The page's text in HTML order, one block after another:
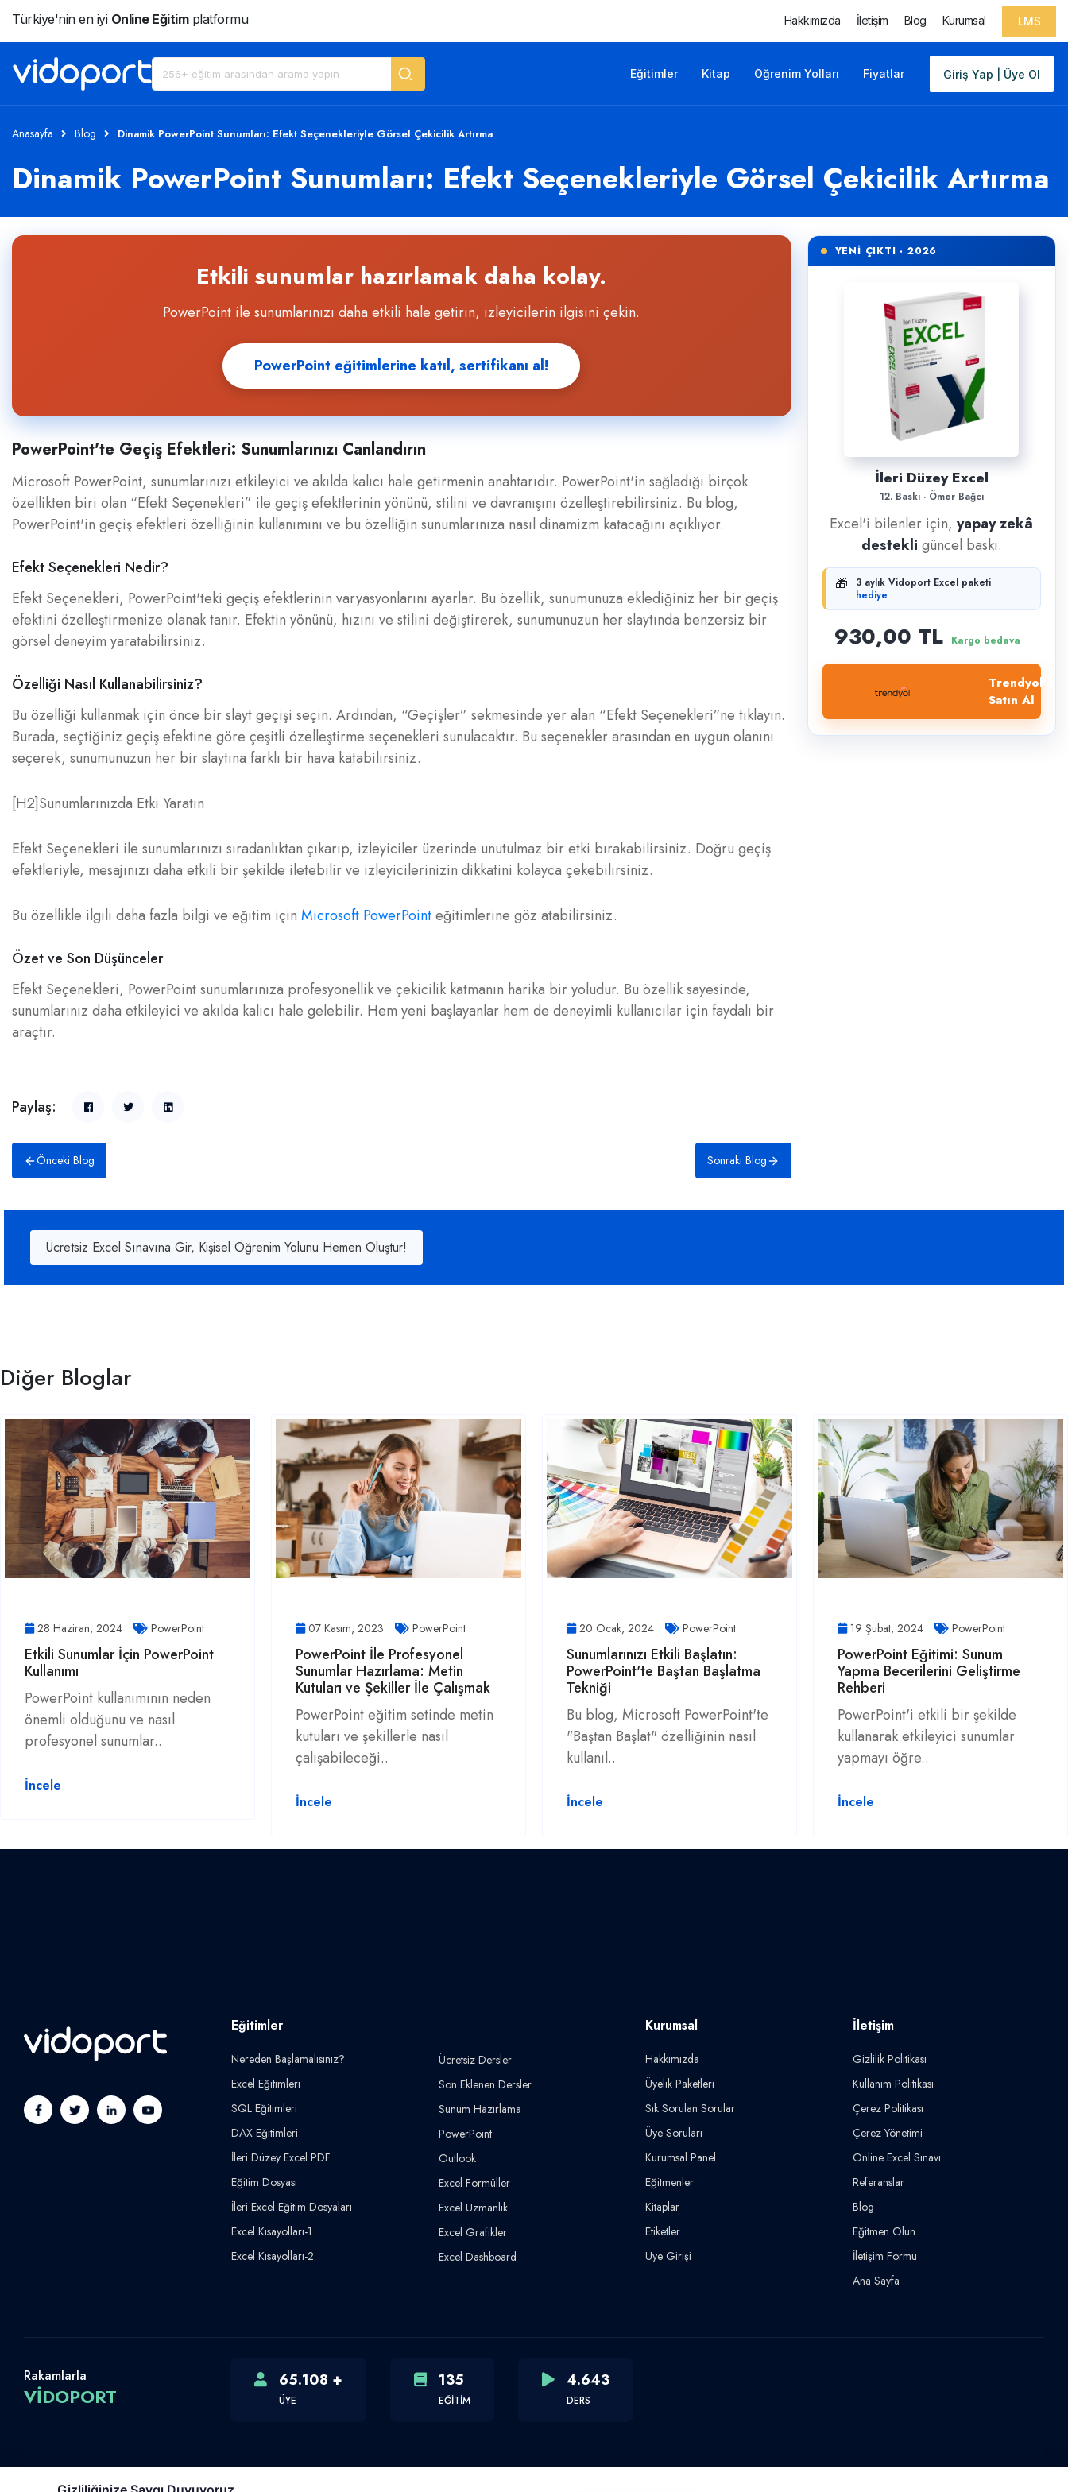
Türkiye'nin en iyi Online Eğitimplatformu Hakkımızda İletişim Blog Kurumsal LMS
Giriş Yap | Üye Ol
Eğitimler Kitap Öğrenim Yolları Fiyatlar
Anasayfa Blog Dinamik PowerPoint Sunumları: Efekt Seçenekleriyle Görsel Çekicilik Artırma
Dinamik PowerPoint Sunumları: Efekt Seçenekleriyle Görsel Çekicilik Artırma
Etkili sunumlar hazırlamak daha kolay.
PowerPoint ile sunumlarınızı daha etkili hale getirin, izleyicilerin ilgisini çekin.
PowerPoint eğitimlerine katıl, sertifikanı al!
PowerPoint'te Geçiş Efektleri: Sunumlarınızı Canlandırın
Microsoft PowerPoint, sunumlarınızı etkileyici ve akılda kalıcı hale getirmenin anahtarıdır. PowerPoint'in sağladığı birçok
özellikten biri olan “Efekt Seçenekleri” ile geçiş efektlerinin yönünü, stilini ve davranışını özelleştirebilirsiniz. Bu blog,
PowerPoint'in geçiş efektleri özelliğinin kullanımını ve bu özelliğin sunumlarınıza nasıl dinamizm katacağını açıklıyor.
Efekt Seçenekleri Nedir?
Efekt Seçenekleri, PowerPoint'teki geçiş efektlerinin varyasyonlarını ayarlar. Bu özellik, sunumunuza eklediğiniz her bir geçiş
efektini özelleştirmenize olanak tanır. Efektin yönünü, hızını ve stilini değiştirerek, sunumunuzun her slaytında benzersiz bir
görsel deneyim yaratabilirsiniz.
Özelliği Nasıl Kullanabilirsiniz?
Bu özelliği kullanmak için önce bir slayt geçişi seçin. Ardından, “Geçişler” sekmesinde yer alan “Efekt Seçenekleri”ne tıklayın.
Burada, seçtiğiniz geçiş efektine göre çeşitli özelleştirme seçenekleri sunulacaktır. Bu seçenekler arasından en uygun olanını
seçerek, sunumunuzun her bir slaytına farklı bir hava katabilirsiniz.
[H2]Sunumlarınızda Etki Yaratın
Efekt Seçenekleri ile sunumlarınızı sıradanlıktan çıkarıp, izleyiciler üzerinde unutulmaz bir etki bırakabilirsiniz. Doğru geçiş
efektleriyle, mesajınızı daha etkili bir şekilde iletebilir ve izleyicilerinizin dikkatini kolayca çekebilirsiniz.
Bu özellikle ilgili daha fazla bilgi ve eğitim için Microsoft PowerPointeğitimlerine göz atabilirsiniz.
Özet ve Son Düşünceler
Efekt Seçenekleri, PowerPoint sunumlarınıza profesyonellik ve çekicilik katmanın harika bir yoludur. Bu özellik sayesinde,
sunumlarınız daha etkileyici ve akılda kalıcı hale gelebilir. Hem yeni başlayanlar hem de deneyimli kullanıcılar için faydalı bir
araçtır.
Paylaş:
Önceki Blog Sonraki Blog
YENİ ÇIKTI · 2026
İleri Düzey Excel
12. Baskı · Ömer Bağcı
Excel'i bilenler için,yapay zekâ
destekli güncel baskı.
🎁
3 aylık Vidoport Excel paketi
hediye
930,00 TL Kargo bedava
Trendyol'dan
Satın Al
Ücretsiz Excel Sınavına Gir, Kişisel Öğrenim Yolunu Hemen Oluştur!
Diğer Bloglar
28 Haziran, 2024 PowerPoint
Etkili Sunumlar İçin PowerPoint
Kullanımı
PowerPoint kullanımının neden
önemli olduğunu ve nasıl
profesyonel sunumlar..
İncele
07 Kasım, 2023 PowerPoint
PowerPoint İle Profesyonel
Sunumlar Hazırlama: Metin
Kutuları ve Şekiller İle Çalışmak
PowerPoint eğitim setinde metin
kutuları ve şekillerle nasıl
çalışabileceği..
İncele
20 Ocak, 2024 PowerPoint
Sunumlarınızı Etkili Başlatın:
PowerPoint'te Baştan Başlatma
Tekniği
Bu blog, Microsoft PowerPoint'te
"Baştan Başlat" özelliğinin nasıl
kullanıl..
İncele
19 Şubat, 2024 PowerPoint
PowerPoint Eğitimi: Sunum
Yapma Becerilerini Geliştirme
Rehberi
PowerPoint'i etkili bir şekilde
kullanarak etkileyici sunumlar
yapmayı öğre..
İncele
Eğitimler
Nereden Başlamalısınız?
Excel Eğitimleri
SQL Eğitimleri
DAX Eğitimleri
İleri Düzey Excel PDF
Eğitim Dosyası
İleri Excel Eğitim Dosyaları
Excel Kısayolları-1
Excel Kısayolları-2
Ücretsiz Dersler
Son Eklenen Dersler
Sunum Hazırlama
PowerPoint
Outlook
Excel Formüller
Excel Uzmanlık
Excel Grafikler
Excel Dashboard
Kurumsal
Hakkımızda
Üyelik Paketleri
Sık Sorulan Sorular
Üye Soruları
Kurumsal Panel
Eğitmenler
Kitaplar
Etiketler
Üye Girişi
İletişim
Gizlilik Politikası
Kullanım Politikası
Çerez Politikası
Çerez Yönetimi
Online Excel Sınavı
Referanslar
Blog
Eğitmen Olun
İletişim Formu
Ana Sayfa
Rakamlarla
VİDOPORT
65.108 +
ÜYE
135
EĞİTİM
4.643
DERS